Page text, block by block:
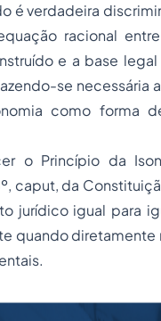
é verdadeira
racional
e a base legal
se necessária
como forma
o Princípio da
caput, da
jurídico igual para
quando diretamente